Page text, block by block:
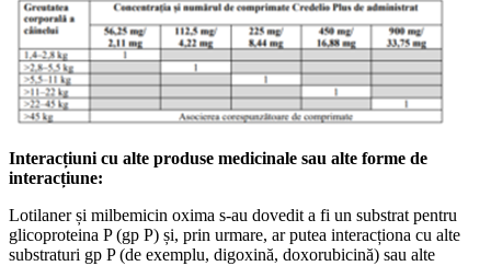
Interacțiuni cu alte produse medicinale sau alte forme de
interacțiune:
Lotilaner și milbemicin oxima s-au dovedit a fi un substrat pentru
glicoproteina P (gp P) și, prin urmare, ar putea interacționa cu alte
substraturi gp P (de exemplu, digoxină, doxorubicină) sau alte